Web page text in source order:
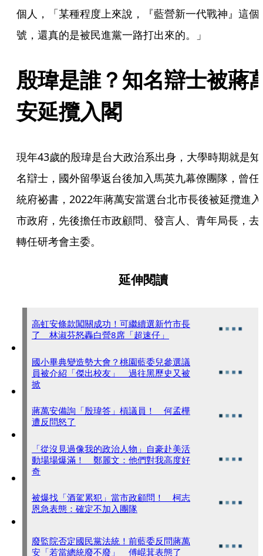
個人，「某種程度上來說，『藍營新一代戰神』這個
號，還真的是被民進黨一路打出來的。」
殷瑋是誰？知名辯士被蔣
安延攬入閣
現年43歲的殷瑋是台大政治系出身，大學時期就是知
名辯士，國外留學返台後加入馬英九幕僚團隊，曾任
統府祕書，2022年蔣萬安當選台北市長後被延攬進入
市政府，先後擔任市政顧問、發言人、青年局長，去
轉任研考會主委。
延伸閱讀
高虹安條款闖關成功！可繼續選新竹市長
了 林淑芬怒轟白營8席「超速仔」
國小畢典變造勢大會？桃園藍委兒參選議
員被介紹「傑出校友」 過往黑歷史又被
掀
蔣萬安備詢「殷瑋答」槓議員！ 何孟樺
遭反問怒了
「從沒見過像我的政治人物」自豪赴美活
動場場爆滿！ 鄭麗文：他們對我高度好
奇
被爆找「酒駕累犯」當市政顧問！ 柯志
恩急表態：確定不加入團隊
廢監院否定國民黨法統！前藍委反問蔣萬
安「若當總統廢不廢」 傅崐萁表態了